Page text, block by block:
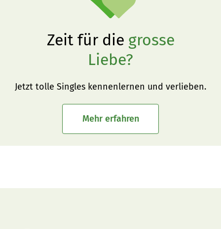
Zeit für die grosse
Liebe?
Jetzt tolle Singles kennenlernen und verlieben.
Mehr erfahren